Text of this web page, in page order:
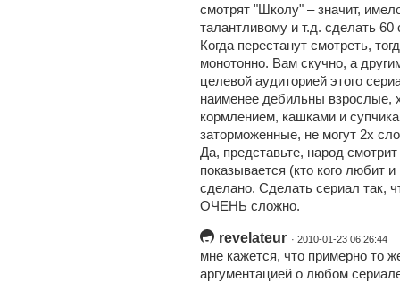
смотрят "Школу" – значит,
талантливому и т.д. сделать
Когда перестанут смотреть,
монотонно. Вам скучно, а
целевой аудиторией этого
наименее дебильны взрослые,
кормлением, кашками и
заторможенные, не могут 2х
Да, представьте, народ
показывается (кто кого любит и
сделано. Сделать сериал так,
ОЧЕНЬ сложно.
revelateur · 2010-01-23 06:26:44
мне кажется, что примерно то
аргументацией о любом